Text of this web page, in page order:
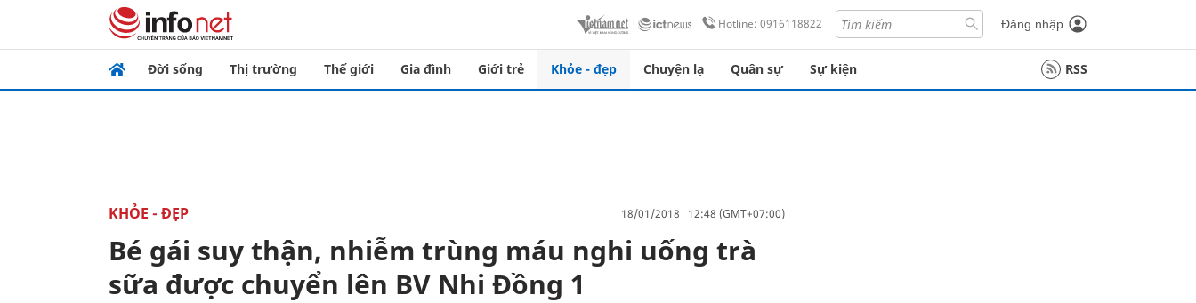
Hotline: 0916118822 Đăng nhập
Đời sống Thị trường Thế giới Gia đình Giới trẻ Khỏe - đẹp Chuyện lạ Quân sự Sự kiện RSS
KHỎE - ĐẸP 18/01/2018 12:48 (GMT+07:00)
Bé gái suy thận, nhiễm trùng máu nghi uống trà
sữa được chuyển lên BV Nhi Đồng 1